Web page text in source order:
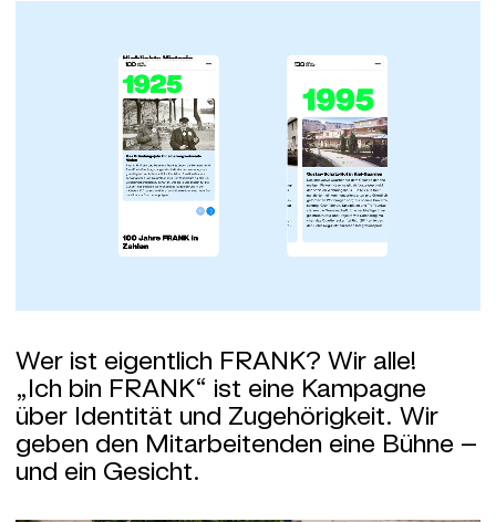
Wer ist eigentlich FRANK? Wir alle!
„Ich bin FRANK“ ist eine Kampagne
über Identität und Zugehörigkeit. Wir
geben den Mitarbeitenden eine Bühne –
und ein Gesicht.